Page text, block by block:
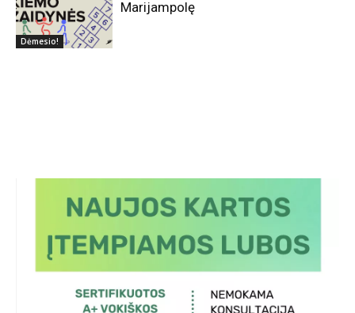
Dėmesio!
Marijampolę